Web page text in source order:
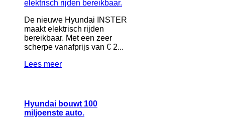
De nieuwe Hyundai INSTER
maakt elektrisch rijden
bereikbaar. Met een zeer
scherpe vanafprijs van € 2...
Lees meer
Hyundai bouwt 100
miljoenste auto.